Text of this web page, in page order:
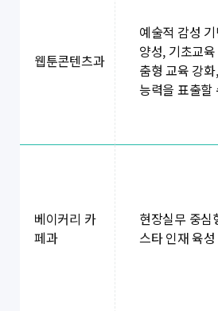
웹툰콘텐츠과
예술적 감성
양성, 기초교
춤형 교육 강
능력을 표출할
베이커리 카
페과
현장실무 중심
스타 인재 육성